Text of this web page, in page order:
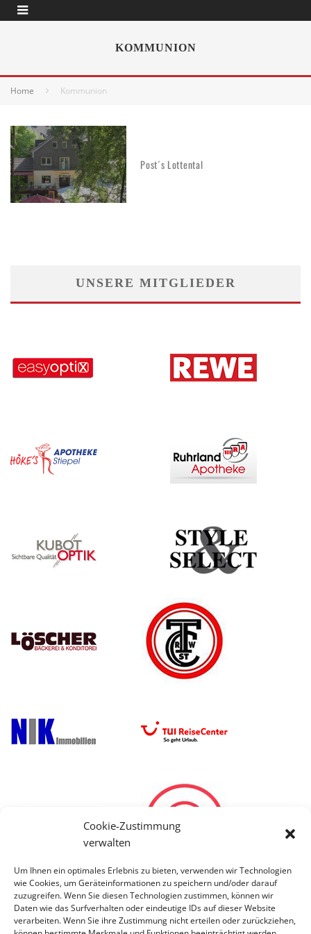
Cookie-Zustimmung
verwalten
Um Ihnen ein optimales Erlebnis zu bieten, verwenden wir Technologien
wie Cookies, um Geräteinformationen zu speichern und/oder darauf
zuzugreifen. Wenn Sie diesen Technologien zustimmen, können wir
Daten wie das Surfverhalten oder eindeutige IDs auf dieser Website
verarbeiten. Wenn Sie ihre Zustimmung nicht erteilen oder zurückziehen,
KOMMUNION
Home Kommunion
Post´s Lottental
UNSERE MITGLIEDER